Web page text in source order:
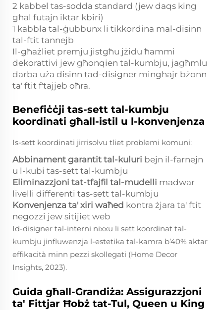
2 kabbel tas-sodda standard (jew daqs king
għal futajn iktar kbiri)
1 kabbla tal-ġubbunx li tikkordina mal-disinn
tal-ftit tannejb
Il-għażliet premju jistgħu jżidu ħammi
dekorattivi jew għonqien tal-kumbju, jagħmlu
darba uża disinn tad-disigner mingħajr bżonn
ta' ftit f'tajjeb oħra.
Benefiċċji tas-sett tal-kumbju
koordinati għall-istil u l-konvenjenza
Is-sett koordinati jirrisolvu tliet problemi komuni:
Abbinament garantit tal-kuluri bejn il-farnejn
u l-kubi tas-sett tal-kumbju
Eliminazzjoni tat-tfajfil tal-mudelli madwar
livelli differenti tas-sett tal-kumbju
Konvenjenza ta' xiri waħed kontra żjara ta' ftit
negozzi jew sitijiet web
Id-disigner tal-interni nixxu li sett koordinat tal-
kumbju jinfluwenzja l-estetika tal-kamra b’40% aktar
effikacità minn pezzi skollegati (Home Decor
Insights, 2023).
Guida għall-Grandiża: Assigurazzjoni
ta' Fittjar Ħobż tat-Tul, Queen u King